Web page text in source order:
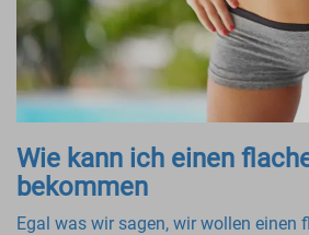
Wie kann ich einen
bekommen
Egal was wir sagen, wir wollen einen